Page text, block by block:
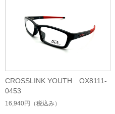
CROSSLINK YOUTH OX8111-
0453
16,940円 （税込み）